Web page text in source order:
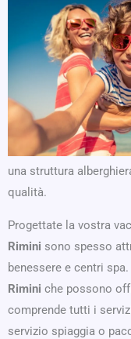
una struttura
qualità.
Progettate la vostra
Rimini sono spesso
benessere e centri
Rimini che possono
comprende tutti i
servizio spiaggia o